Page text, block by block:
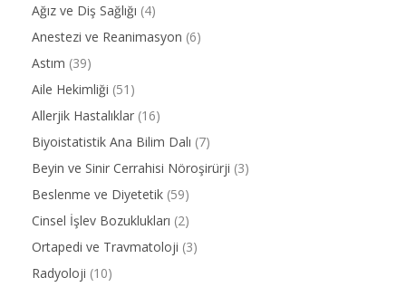
Ağız ve Diş Sağlığı (4)
Anestezi ve Reanimasyon (6)
Astım (39)
Aile Hekimliği (51)
Allerjik Hastalıklar (16)
Biyoistatistik Ana Bilim Dalı (7)
Beyin ve Sinir Cerrahisi Nöroşirürji (3)
Beslenme ve Diyetetik (59)
Cinsel İşlev Bozuklukları (2)
Ortapedi ve Travmatoloji (3)
Radyoloji (10)